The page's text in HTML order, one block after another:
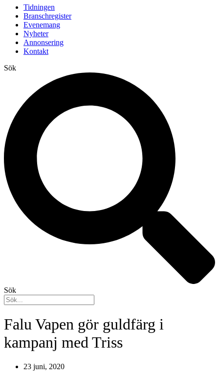
Tidningen
Branschregister
Evenemang
Nyheter
Annonsering
Kontakt
Sök
Sök
Falu Vapen gör guldfärg i
kampanj med Triss
23 juni, 2020